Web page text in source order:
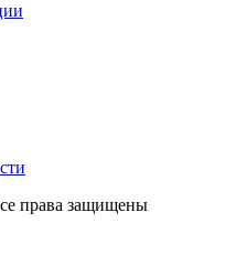
права защищены